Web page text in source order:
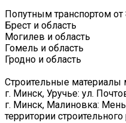
Попутным транспортом от
Брест и область
Могилев и область
Гомель и область
Гродно и область
Строительные материалы
г. Минск, Уручье: ул.
г. Минск, Малиновка:
территории